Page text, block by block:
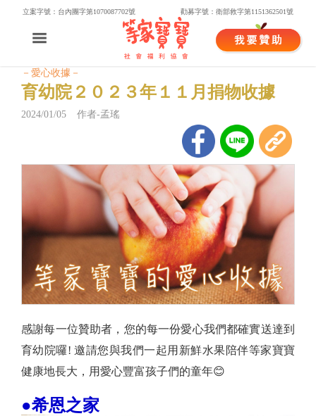
立案字號：台內團字第1070087702號 勸募字號：衛部救字第1151362501號
－愛心收據－
育幼院２０２３年１１月捐物收據
2024/01/05 作者-孟瑤
感謝每一位贊助者，您的每一份愛心我們都確實送達到
育幼院囉! 邀請您與我們一起用新鮮水果陪伴等家寶寶
健康地長大，用愛心豐富孩子們的童年😊
●希恩之家